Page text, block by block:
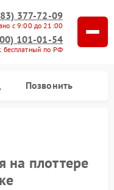
377-72-09
с 9:00 до 21:00
101-01-54
бесплатный по РФ
Позвонить
на плоттере